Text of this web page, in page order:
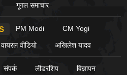
गूगल समाचार
PM Modi CM Yogi
वायरल वीडियो अखिलेश यादव
संपर्क लीडरशिप विज्ञापन